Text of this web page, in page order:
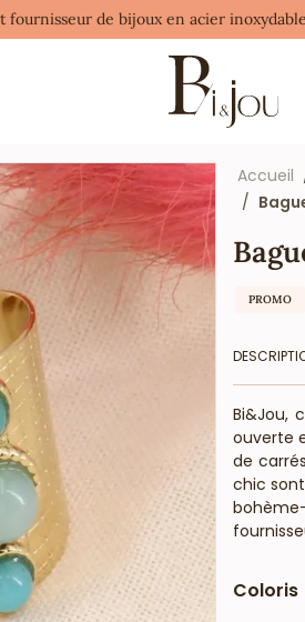
de bijoux en acier
Accueil
PROMO
Bi&Jou,
ouverte
de
chic
ne
Coloris